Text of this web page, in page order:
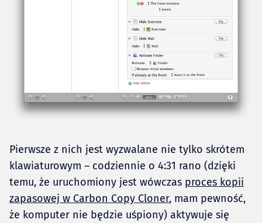
Pierwsze z nich jest wyzwalane nie tylko skrótem
klawiaturowym – codziennie o 4:31 rano (dzięki
temu, że uruchomiony jest wówczas proces kopii
zapasowej w Carbon Copy Cloner, mam pewność,
że komputer nie będzie uśpiony) aktywuje się